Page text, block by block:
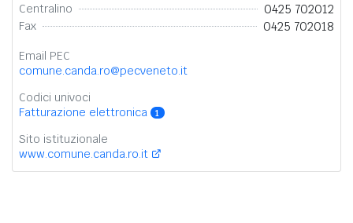
Centralino 0425 702012
Fax 0425 702018
Email PEC
comune.canda.ro@pecveneto.it
Codici univoci
Fatturazione elettronica
1
Sito istituzionale
www.comune.canda.ro.it